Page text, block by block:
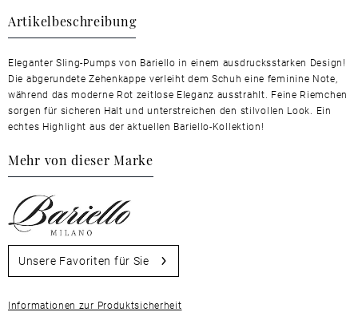
Artikelbeschreibung
Eleganter Sling-Pumps von Bariello in einem ausdrucksstarken Design!
Die abgerundete Zehenkappe verleiht dem Schuh eine feminine Note,
während das moderne Rot zeitlose Eleganz ausstrahlt. Feine Riemchen
sorgen für sicheren Halt und unterstreichen den stilvollen Look. Ein
echtes Highlight aus der aktuellen Bariello-Kollektion!
Mehr von dieser Marke
Unsere Favoriten für Sie
Informationen zur Produktsicherheit